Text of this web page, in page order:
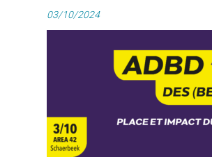
03/10/2024